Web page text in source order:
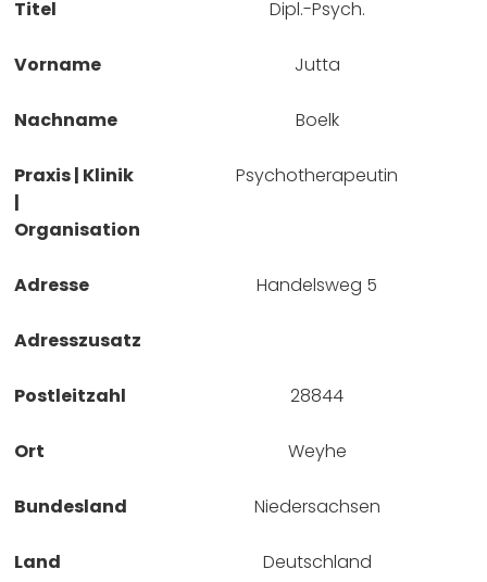
Titel Dipl.-Psych.
Vorname Jutta
Nachname Boelk
Praxis | Klinik
|
Organisation
Psychotherapeutin
Adresse Handelsweg 5
Adresszusatz
Postleitzahl 28844
Ort Weyhe
Bundesland Niedersachsen
Land Deutschland